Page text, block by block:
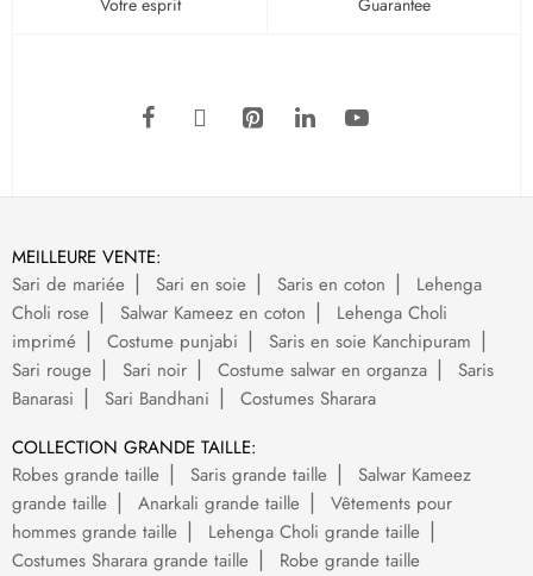
Votre esprit Guarantee
MEILLEURE VENTE:
Sari de mariée
Sari en soie Saris en coton
Lehenga
Choli rose
Salwar Kameez en coton
Lehenga Choli
imprimé
Costume punjabi
Saris en soie Kanchipuram
Sari rouge
Sari noir Costume salwar en organza
Saris
Banarasi
Sari Bandhani
Costumes Sharara
COLLECTION GRANDE TAILLE:
Robes grande taille
Saris grande taille
Salwar Kameez
grande taille
Anarkali grande taille
Vêtements pour
hommes grande taille
Lehenga Choli grande taille
Costumes Sharara grande taille
Robe grande taille